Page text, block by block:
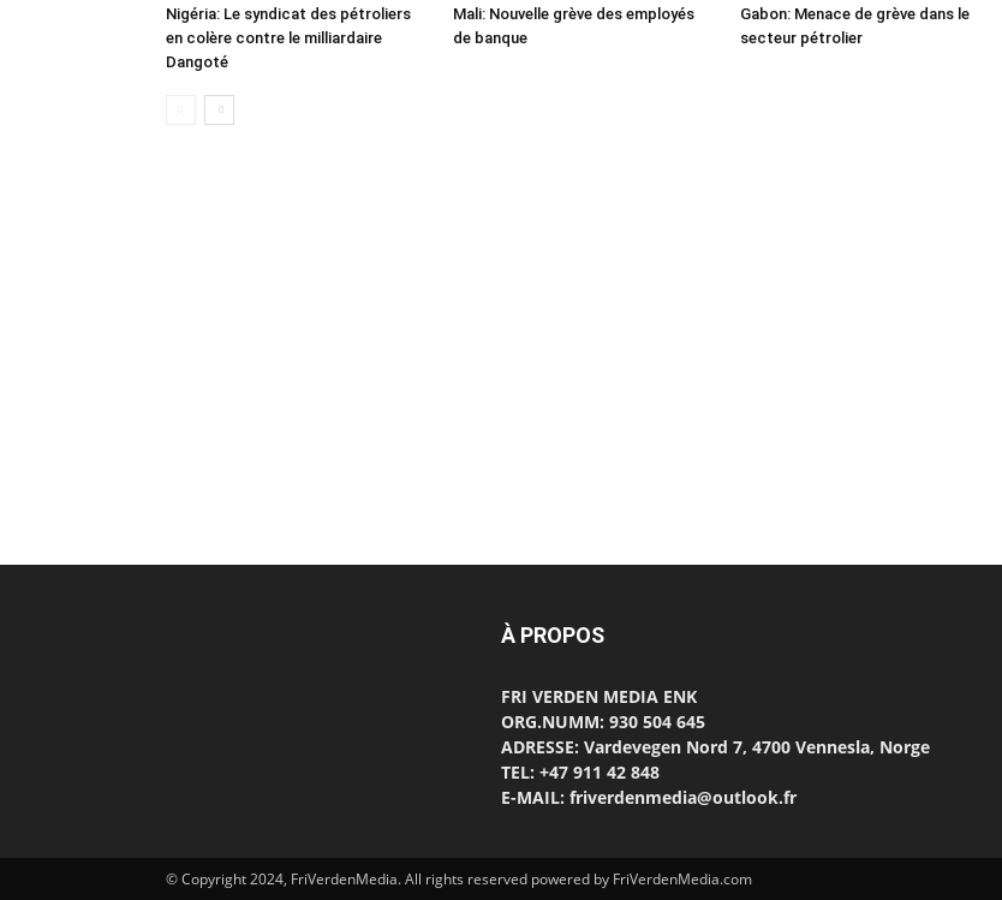
Nigéria: Le syndicat des pétroliers
en colère contre le milliardaire
Dangoté
Mali: Nouvelle grève des employés
de banque
Gabon: Menace de grève dans le
secteur pétrolier
À PROPOS
FRI VERDEN MEDIA ENK
ORG.NUMM: 930 504 645
ADRESSE: Vardevegen Nord 7, 4700 Vennesla, Norge
TEL: +47 911 42 848
E-MAIL: friverdenmedia@outlook.fr
© Copyright 2024, FriVerdenMedia. All rights reserved powered by FriVerdenMedia.com